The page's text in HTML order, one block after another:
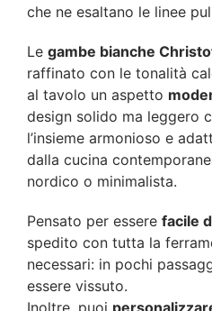
che ne esaltano le linee
Le gambe bianche
raffinato con le tonalità
al tavolo un aspetto
design solido ma leggero
l’insieme armonioso e
dalla cucina
nordico o minimalista.
Pensato per essere facile
spedito con tutta la
necessari: in pochi
essere vissuto.
Inoltre, puoi